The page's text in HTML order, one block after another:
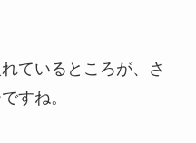
ているところが、さ
すね。